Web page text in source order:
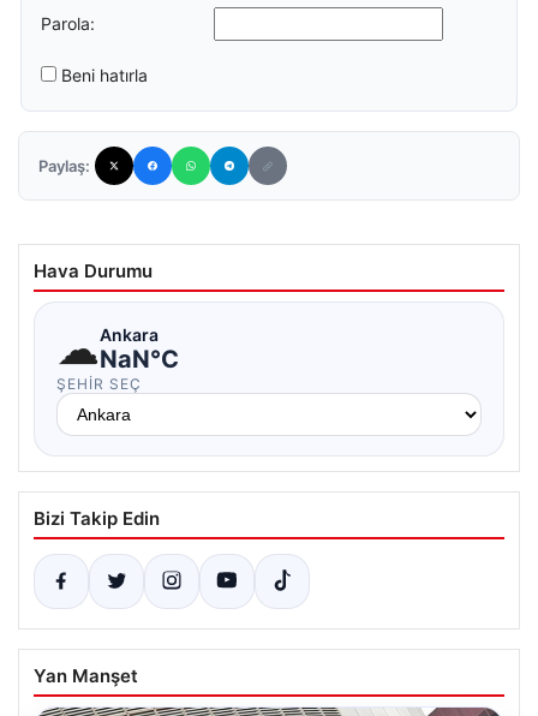
Parola:
Beni hatırla
Paylaş:
Hava Durumu
☁Ankara
NaN°C
ŞEHIR SEÇ
Bizi Takip Edin
Yan Manşet